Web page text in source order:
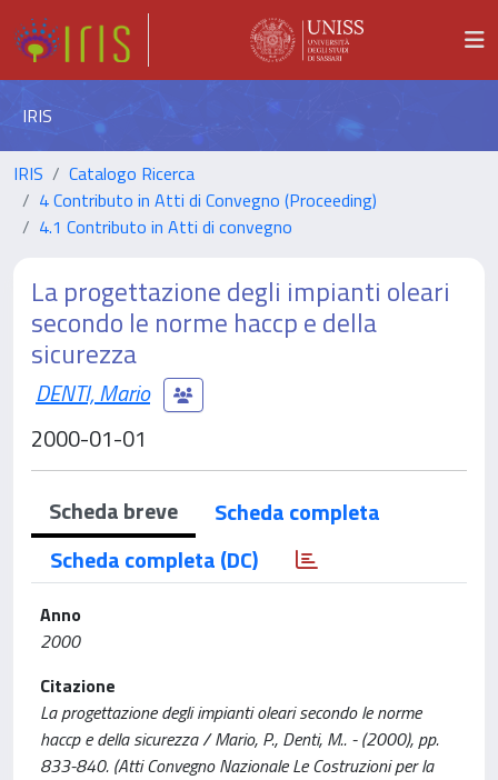
IRIS
IRIS
Catalogo Ricerca
4 Contributo in Atti di Convegno (Proceeding)
4.1 Contributo in Atti di convegno
La progettazione degli impianti oleari
secondo le norme haccp e della
sicurezza
DENTI, Mario
2000-01-01
Scheda breve
Scheda completa
Scheda completa (DC)
Anno
2000
Citazione
La progettazione degli impianti oleari secondo le norme
haccp e della sicurezza / Mario, P., Denti, M.. - (2000), pp.
833-840. (Atti Convegno Nazionale Le Costruzioni per la